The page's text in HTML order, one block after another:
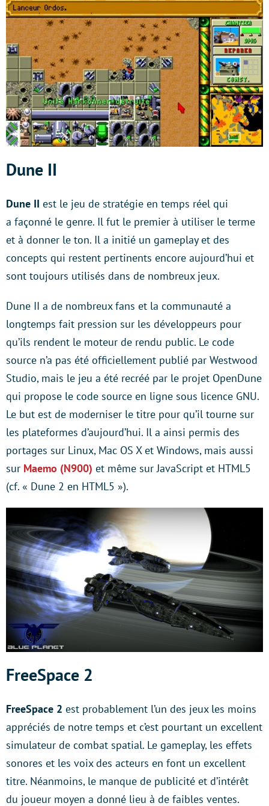
Dune II
Dune II est le jeu de stratégie en temps réel qui
a façonné le genre. Il fut le premier à utiliser le terme
et à donner le ton. Il a initié un gameplay et des
concepts qui restent pertinents encore aujourd’hui et
sont toujours utilisés dans de nombreux jeux.
Dune II a de nombreux fans et la communauté a
longtemps fait pression sur les développeurs pour
qu’ils rendent le moteur de rendu public. Le code
source n’a pas été officiellement publié par Westwood
Studio, mais le jeu a été recréé par le projet OpenDune
qui propose le code source en ligne sous licence GNU.
Le but est de moderniser le titre pour qu’il tourne sur
les plateformes d’aujourd’hui. Il a ainsi permis des
portages sur Linux, Mac OS X et Windows, mais aussi
sur Maemo (N900) et même sur JavaScript et HTML5
(cf. « Dune 2 en HTML5 »).
FreeSpace 2
FreeSpace 2 est probablement l’un des jeux les moins
appréciés de notre temps et c’est pourtant un excellent
simulateur de combat spatial. Le gameplay, les effets
sonores et les voix des acteurs en font un excellent
titre. Néanmoins, le manque de publicité et d’intérêt
du joueur moyen a donné lieu à de faibles ventes.